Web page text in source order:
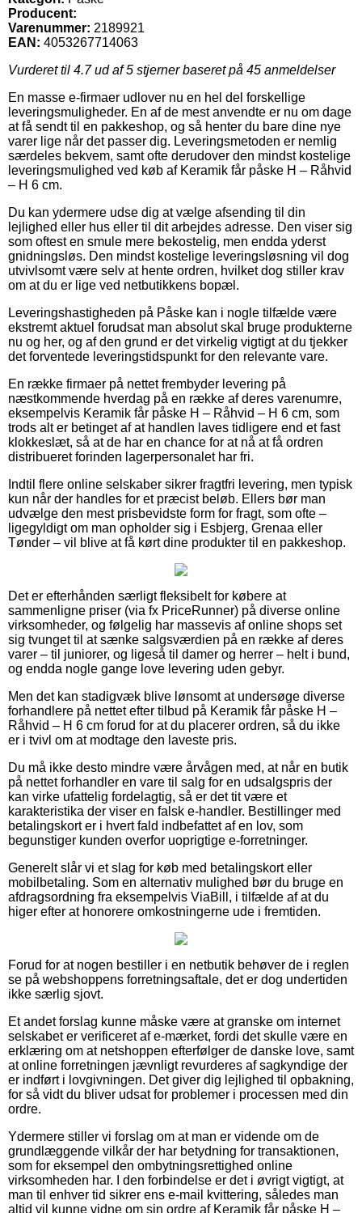
Producent:
Varenummer: 2189921
EAN: 4053267714063
Vurderet til 4.7ud af 5 stjerner baseret på 45 anmeldelser
En masse e-firmaer udlover nu en hel del forskellige
leveringsmuligheder. En af de mest anvendte er nu om dage
at få sendt til en pakkeshop, og så henter du bare dine nye
varer lige når det passer dig. Leveringsmetoden er nemlig
særdeles bekvem, samt ofte derudover den mindst kostelige
leveringsmulighed ved køb af Keramik får påske H – Råhvid
– H 6 cm.
Du kan ydermere udse dig at vælge afsending til din
lejlighed eller hus eller til dit arbejdes adresse. Den viser sig
som oftest en smule mere bekostelig, men endda yderst
gnidningsløs. Den mindst kostelige leveringsløsning vil dog
utvivlsomt være selv at hente ordren, hvilket dog stiller krav
om at du er lige ved netbutikkens bopæl.
Leveringshastigheden på Påske kan i nogle tilfælde være
ekstremt aktuel forudsat man absolut skal bruge produkterne
nu og her, og af den grund er det virkelig vigtigt at du tjekker
det forventede leveringstidspunkt for den relevante vare.
En række firmaer på nettet frembyder levering på
næstkommende hverdag på en række af deres varenumre,
eksempelvis Keramik får påske H – Råhvid – H 6 cm, som
trods alt er betinget af at handlen laves tidligere end et fast
klokkeslæt, så at de har en chance for at nå at få ordren
distribueret forinden lagerpersonalet har fri.
Indtil flere online selskaber sikrer fragtfri levering, men typisk
kun når der handles for et præcist beløb. Ellers bør man
udvælge den mest prisbevidste form for fragt, som ofte –
ligegyldigt om man opholder sig i Esbjerg, Grenaa eller
Tønder – vil blive at få kørt dine produkter til en pakkeshop.
Det er efterhånden særligt fleksibelt for købere at
sammenligne priser (via fx PriceRunner) på diverse online
virksomheder, og følgelig har massevis af online shops set
sig tvunget til at sænke salgsværdien på en række af deres
varer – til juniorer, og ligeså til damer og herrer – helt i bund,
og endda nogle gange love levering uden gebyr.
Men det kan stadigvæk blive lønsomt at undersøge diverse
forhandlere på nettet efter tilbud på Keramik får påske H –
Råhvid – H 6 cm forud for at du placerer ordren, så du ikke
er i tvivl om at modtage den laveste pris.
Du må ikke desto mindre være årvågen med, at når en butik
på nettet forhandler en vare til salg for en udsalgspris der
kan virke ufattelig fordelagtig, så er det tit være et
karakteristika der viser en falsk e-handler. Bestillinger med
betalingskort er i hvert fald indbefattet af en lov, som
begunstiger kunden overfor uoprigtige e-forretninger.
Generelt slår vi et slag for køb med betalingskort eller
mobilbetaling. Som en alternativ mulighed bør du bruge en
afdragsordning fra eksempelvis ViaBill, i tilfælde af at du
higer efter at honorere omkostningerne ude i fremtiden.
Forud for at nogen bestiller i en netbutik behøver de i reglen
se på webshoppens forretningsaftale, det er dog undertiden
ikke særlig sjovt.
Et andet forslag kunne måske være at granske om internet
selskabet er verificeret af e-mærket, fordi det skulle være en
erklæring om at netshoppen efterfølger de danske love, samt
at online forretningen jævnligt revurderes af sagkyndige der
er indført i lovgivningen. Det giver dig lejlighed til opbakning,
for så vidt du bliver udsat for problemer i processen med din
ordre.
Ydermere stiller vi forslag om at man er vidende om de
grundlæggende vilkår der har betydning for transaktionen,
som for eksempel den ombytningsrettighed online
virksomheden har. I den forbindelse er det i øvrigt vigtigt, at
man til enhver tid sikrer ens e-mail kvittering, således man
altid vil kunne vidne om sin ordre af Keramik får påske H –